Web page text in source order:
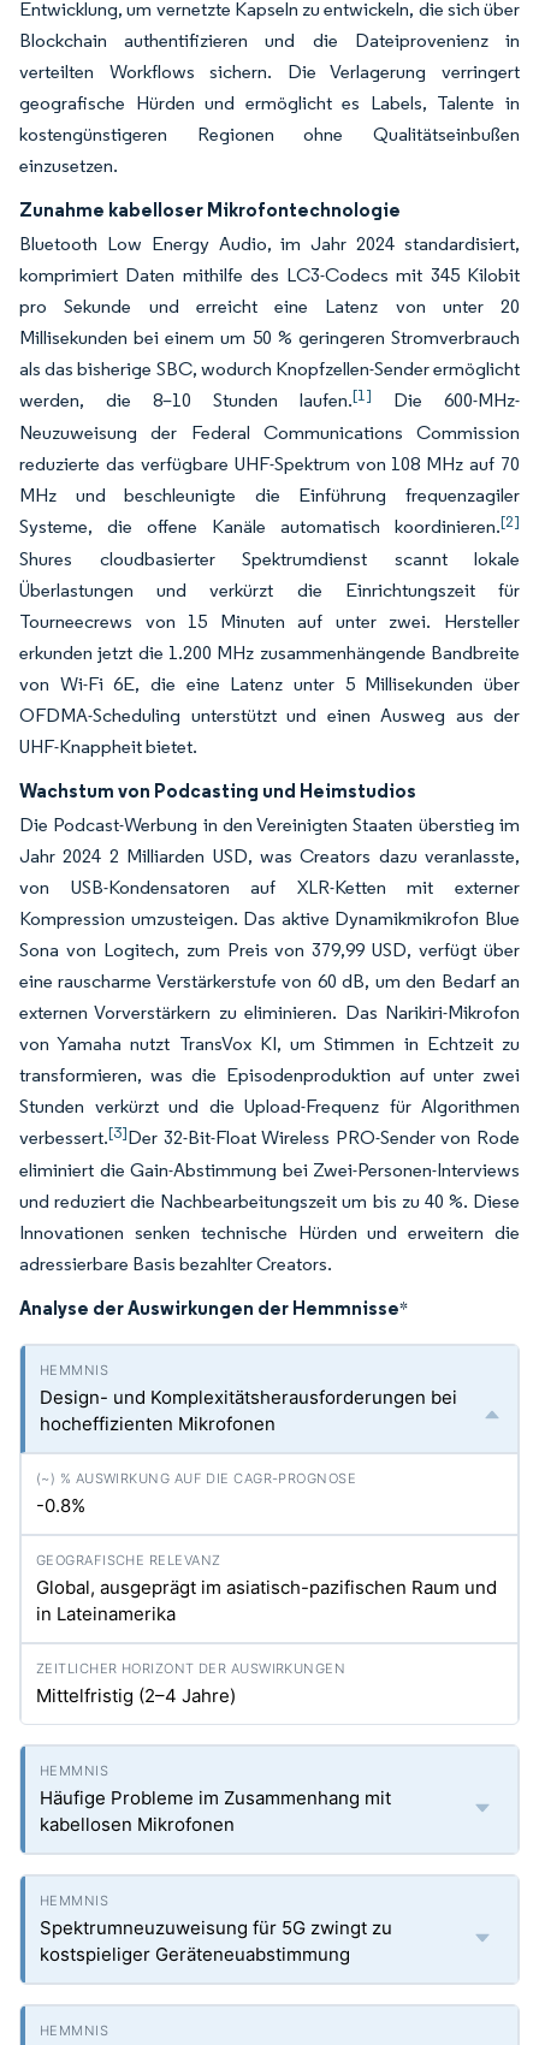
Entwicklung, um vernetzte Kapseln zu entwickeln, die sich über
Blockchain authentifizieren und die Dateiprovenienz in
verteilten Workflows sichern. Die Verlagerung verringert
geografische Hürden und ermöglicht es Labels, Talente in
kostengünstigeren Regionen ohne Qualitätseinbußen
einzusetzen.
Zunahme kabelloser Mikrofontechnologie
Bluetooth Low Energy Audio, im Jahr 2024 standardisiert,
komprimiert Daten mithilfe des LC3-Codecs mit 345 Kilobit
pro Sekunde und erreicht eine Latenz von unter 20
Millisekunden bei einem um 50 % geringeren Stromverbrauch
als das bisherige SBC, wodurch Knopfzellen-Sender ermöglicht
werden, die 8–10 Stunden laufen.[1]
Die 600-MHz-
Neuzuweisung der Federal Communications Commission
reduzierte das verfügbare UHF-Spektrum von 108 MHz auf 70
MHz und beschleunigte die Einführung frequenzagiler
Systeme, die offene Kanäle automatisch koordinieren.[2]
Shures cloudbasierter Spektrumdienst scannt lokale
Überlastungen und verkürzt die Einrichtungszeit für
Tourneecrews von 15 Minuten auf unter zwei. Hersteller
erkunden jetzt die 1.200 MHz zusammenhängende Bandbreite
von Wi-Fi 6E, die eine Latenz unter 5 Millisekunden über
OFDMA-Scheduling unterstützt und einen Ausweg aus der
UHF-Knappheit bietet.
Wachstum von Podcasting und Heimstudios
Die Podcast-Werbung in den Vereinigten Staaten überstieg im
Jahr 2024 2 Milliarden USD, was Creators dazu veranlasste,
von USB-Kondensatoren auf XLR-Ketten mit externer
Kompression umzusteigen. Das aktive Dynamikmikrofon Blue
Sona von Logitech, zum Preis von 379,99 USD, verfügt über
eine rauscharme Verstärkerstufe von 60 dB, um den Bedarf an
externen Vorverstärkern zu eliminieren. Das Narikiri-Mikrofon
von Yamaha nutzt TransVox KI, um Stimmen in Echtzeit zu
transformieren, was die Episodenproduktion auf unter zwei
Stunden verkürzt und die Upload-Frequenz für Algorithmen
verbessert.[3]Der 32-Bit-Float Wireless PRO-Sender von Rode
eliminiert die Gain-Abstimmung bei Zwei-Personen-Interviews
und reduziert die Nachbearbeitungszeit um bis zu 40 %. Diese
Innovationen senken technische Hürden und erweitern die
adressierbare Basis bezahlter Creators.
Analyse der Auswirkungen der Hemmnisse*
Design- und Komplexitätsherausforderungen bei
hocheffizienten Mikrofonen
-0.8%
Global, ausgeprägt im asiatisch-pazifischen Raum und
in Lateinamerika
Mittelfristig (2–4 Jahre)
Häufige Probleme im Zusammenhang mit
kabellosen Mikrofonen
Spektrumneuzuweisung für 5G zwingt zu
kostspieliger Geräteneuabstimmung